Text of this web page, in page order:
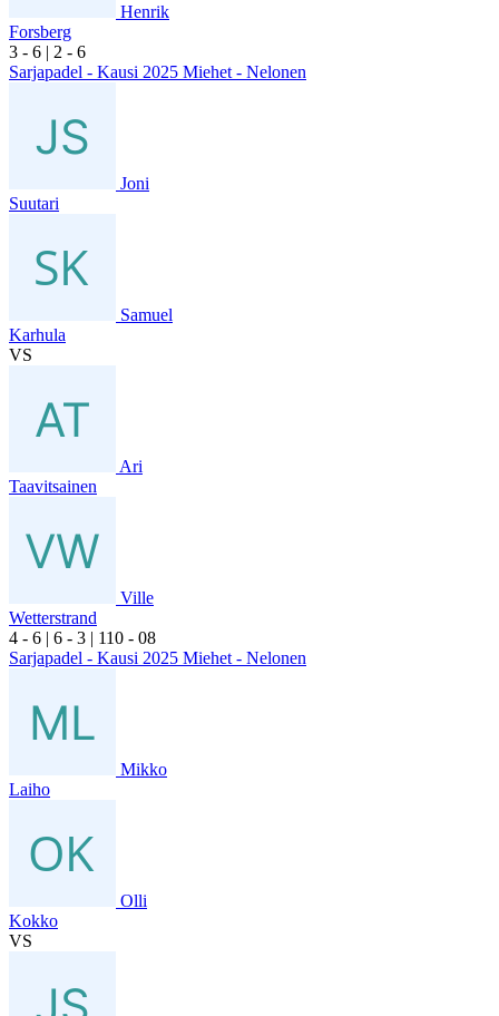
Henrik
Forsberg
3 - 6 | 2 - 6
Sarjapadel - Kausi 2025 Miehet - Nelonen
Joni
Suutari
Samuel
Karhula
VS
Ari
Taavitsainen
Ville
Wetterstrand
4 - 6 | 6 - 3 | 110 - 08
Sarjapadel - Kausi 2025 Miehet - Nelonen
Mikko
Laiho
Olli
Kokko
VS